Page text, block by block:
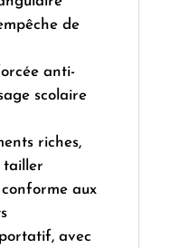
de
anti-
scolaire
riches,
tailler
aux
avec